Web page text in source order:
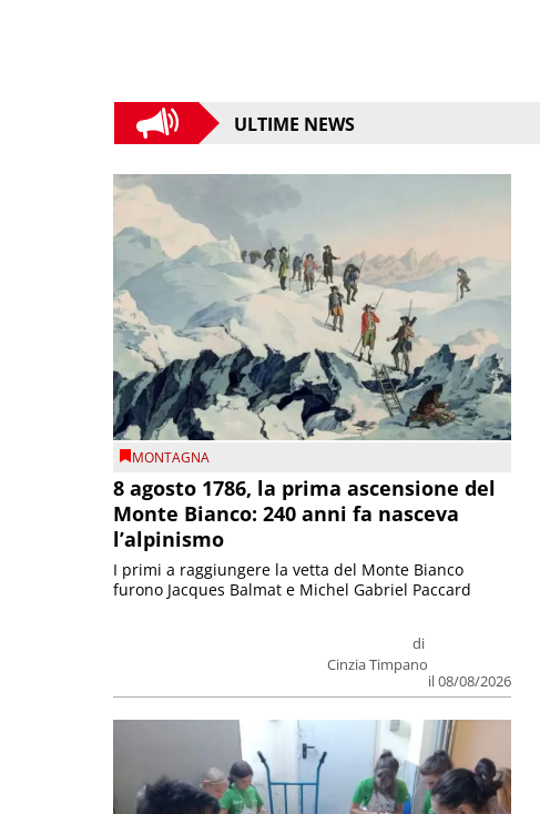
ULTIME NEWS
MONTAGNA
8 agosto 1786, la prima ascensione del
Monte Bianco: 240 anni fa nasceva
l’alpinismo
di
Cinzia Timpano
il 08/08/2026
I primi a raggiungere la vetta del Monte Bianco
furono Jacques Balmat e Michel Gabriel Paccard